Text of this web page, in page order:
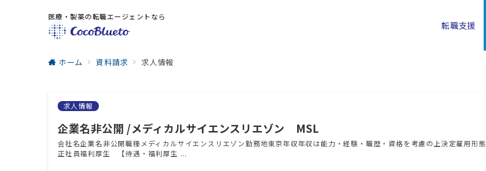
医療・製薬の転職エージェントなら
転職支援
ホーム 資料請求 求人情報
求人情報
企業名非公開 /メディカルサイエンスリエゾン MSL
会社名企業名非公開職種メディカルサイエンスリエゾン勤務地東京年収年収は能力・経験・職歴・資格を考慮の上決定雇用形態
正社員福利厚生 【待遇・福利厚生 ...